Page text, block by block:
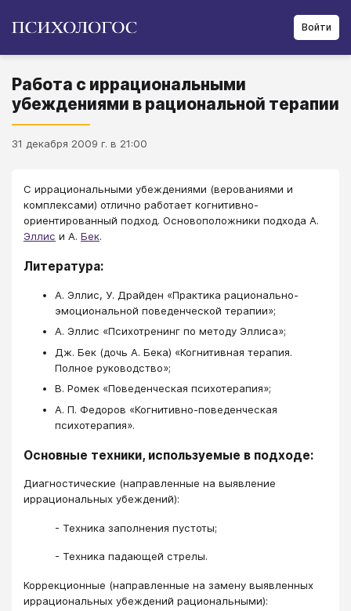
Войти
Работа с иррациональными
убеждениями в рациональной терапии
31 декабря 2009 г. в 21:00
С иррациональными убеждениями (верованиями и
комплексами) отлично работает когнитивно-
ориентированный подход. Основоположники подхода А.
Эллис и А. Бек.
Литература:
А. Эллис, У. Драйден «Практика рационально-
эмоциональной поведенческой терапии»;
А. Эллис «Психотренинг по методу Эллиса»;
Дж. Бек (дочь А. Бека) «Когнитивная терапия.
Полное руководство»;
В. Ромек «Поведенческая психотерапия»;
А. П. Федоров «Когнитивно-поведенческая
психотерапия».
Основные техники, используемые в подходе:
Диагностические (направленные на выявление
иррациональных убеждений):
- Техника заполнения пустоты;
- Техника падающей стрелы.
Коррекционные (направленные на замену выявленных
иррациональных убеждений рациональными):